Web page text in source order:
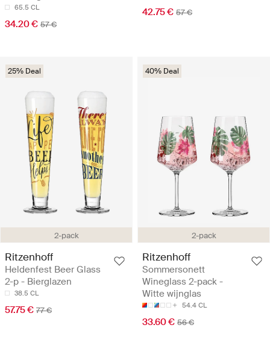
65.5 CL
34.20 € 57 €
42.75 € 57 €
2-pack
25% Deal
Ritzenhoff
Heldenfest Beer Glass
2-p - Bierglazen
38.5 CL
57.75 € 77 €
2-pack
40% Deal
Ritzenhoff
Sommersonett
Wineglass 2-pack -
Witte wijnglas
54.4 CL
33.60 € 56 €